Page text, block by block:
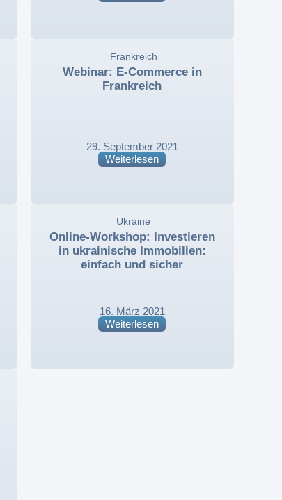
Webinar: E-Commerce in
Frankreich
Frankreich
29. September 2021
Weiterlesen
Online-Workshop: Investieren
in ukrainische Immobilien:
einfach und sicher
Ukraine
16. März 2021
Weiterlesen